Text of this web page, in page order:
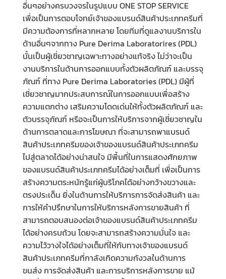
อื่นๆอย่างครบวงจรในรูปแบบ ONE STOP SERVICE
เพื่อเป็นการตอบโจทย์เจ้าของแบรนด์สินค้าประเภทครีมที่
มีความต้องการที่หลากหลาย โดยทีมที่ดูแลงานบริการใน
ด้านอื่นๆจากทาง Pure Derima Laboratorires (PDL)
นั้นเป็นผู้เชี่ยวชาญเฉพาะทางอย่างแท้จริง ไม่ว่าจะเป็น
งานบริการในด้านการออกแบบทั้งตัวผลิตภัณฑ์ และบรรจุ
ภัณฑ์ ที่ทาง Pure Derima Laboratories (PDL) มีผู้ที่
เชี่ยวชาญมากประสบการณ์ในการออกแบบเพื่อสร้าง
ความแตกต่าง เสริมความโดดเด่นให้ทั้งตัวผลิตภัณฑ์ และ
ตัวบรรจุภัณฑ์ หรือจะเป็นการให้บริการจากผู้เชี่ยวชาญใน
ด้านการตลาดและการโฆษณา ที่จะสามารถพาแบรนด์
สินค้าประเภทครีมของเจ้าของแบรนด์สินค้าประเภทครีม
ไปสู่ตลาดได้อย่างน่าสนใจ มีพื้นที่ในการแสดงศักยภาพ
ของแบรนด์สินค้าประเภทครีมได้อย่างเต็มที่ เพื่อเป็นการ
สร้างความตระหนักรู้แก่ผู้บริโภคได้อย่างกว้างขวางและ
ตรงประเด็น ยิ่งในด้านการให้บริการการจัดส่งสินค้า และ
การให้คำปรึกษาในการให้บริการหลังการขายสินค้า ที่
สามารถตอบสนองต่อเจ้าของแบรนด์สินค้าประเภทครีม
ได้อย่างครบถ้วน โดยจะสามารถสร้างความมั่นใจ และ
ความไว้วางใจได้อย่างเต็มที่ให้กับทางเจ้าของแบรนด์
สินค้าประเภทครีมที่กาลังเกิดความกังวลในด้านการ
ขนส่ง การจัดส่งสินค้า และการบริการหลังการขาย แม้